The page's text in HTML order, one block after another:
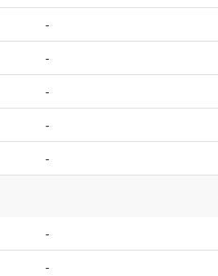
-
-
-
-
-
-
-